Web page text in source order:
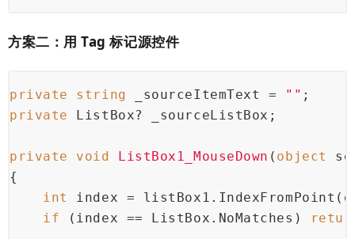
方案二：用 Tag 标记源控件
private string _sourceItemText = "" ;
private ListBox? _sourceListBox;
private void ListBox1_MouseDown ( object
{
int
index =
if (index == ListBox.NoMatches)